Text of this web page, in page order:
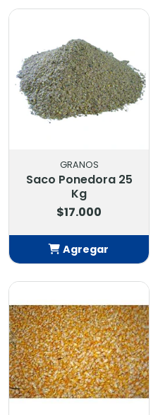
GRANOS
Saco Ponedora 25
Kg
$17.000
Agregar
Añadido